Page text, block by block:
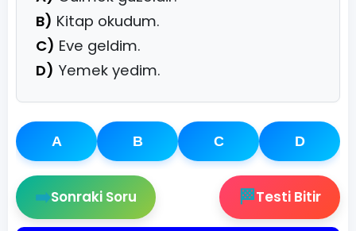
B) Kitap okudum.
C) Eve geldim.
D) Yemek yedim.
A B C D
➡️Sonraki Soru 🏁Testi Bitir